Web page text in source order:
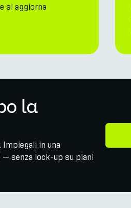
si aggiorna
la
in una
— senza lock-up su piani